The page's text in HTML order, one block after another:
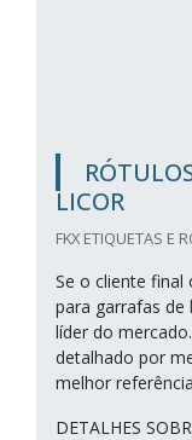
LICOR
FKX ETIQUETAS E
Se o cliente final
para garrafas de
líder do
detalhado por
melhor
DETALHES